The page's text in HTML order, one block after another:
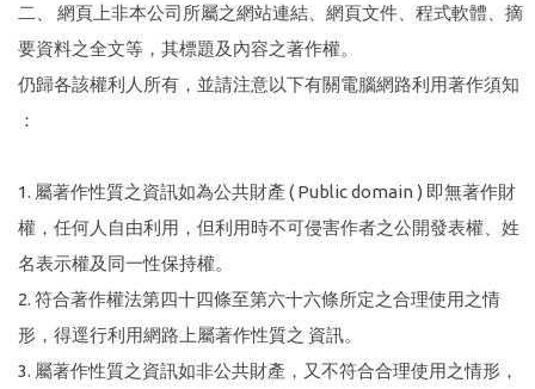
二、 網頁上非本公司所屬之網站連結、網頁文件、程式軟體、摘
要資料之全文等，其標題及內容之著作權。
仍歸各該權利人所有，並請注意以下有關電腦網路利用著作須知
：
1. 屬著作性質之資訊如為公共財產 ( Public domain ) 即無著作財
權，任何人自由利用，但利用時不可侵害作者之公開發表權、姓
名表示權及同一性保持權。
2. 符合著作權法第四十四條至第六十六條所定之合理使用之情
形，得逕行利用網路上屬著作性質之 資訊。
3. 屬著作性質之資訊如非公共財產，又不符合合理使用之情形，